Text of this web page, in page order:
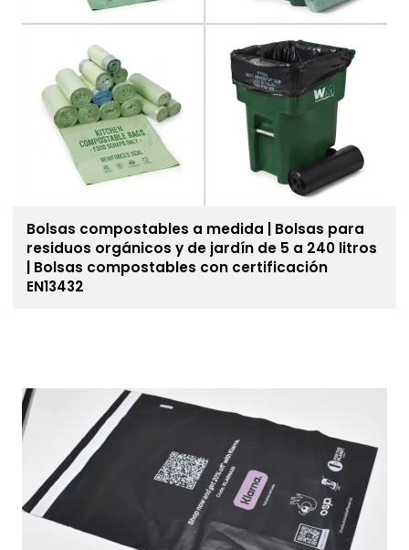
Bolsas compostables a medida | Bolsas para
residuos orgánicos y de jardín de 5 a 240 litros
| Bolsas compostables con certificación
EN13432